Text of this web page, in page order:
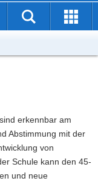
Suche
erkennbar am
Abstimmung mit der
von
Schule kann den 45-
und neue